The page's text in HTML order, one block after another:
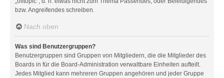
bzw. Angreifendes schreiben.
Nach oben
Was sind Benutzergruppen?
Benutzergruppen sind Gruppen von Mitgliedern, die die Mitglieder des
Boards in für die Board-Administration verwaltbare Einheiten aufteilt.
Jedes Mitglied kann mehreren Gruppen angehören und jeder Gruppe